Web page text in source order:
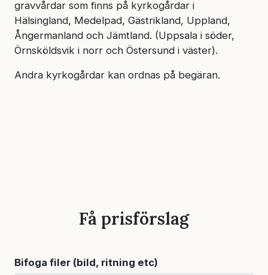
gravvårdar som finns på kyrkogårdar i
Hälsingland, Medelpad, Gästrikland, Uppland,
Ångermanland och Jämtland. (Uppsala i söder,
Örnsköldsvik i norr och Östersund i väster).
Andra kyrkogårdar kan ordnas på begäran.
Få prisförslag
Bifoga filer (bild, ritning etc)